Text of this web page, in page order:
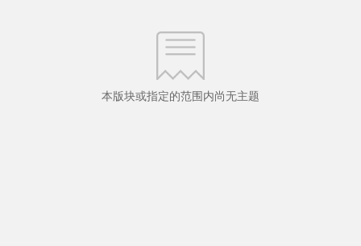
本版块或指定的范围内尚无主题